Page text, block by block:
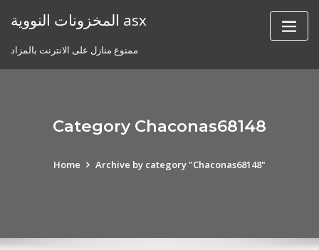
المخزونات النووية asx
ممنوع منازل على الانترنت بالمزاد
Category Chaconas68148
Home Archive by category "Chaconas68148"